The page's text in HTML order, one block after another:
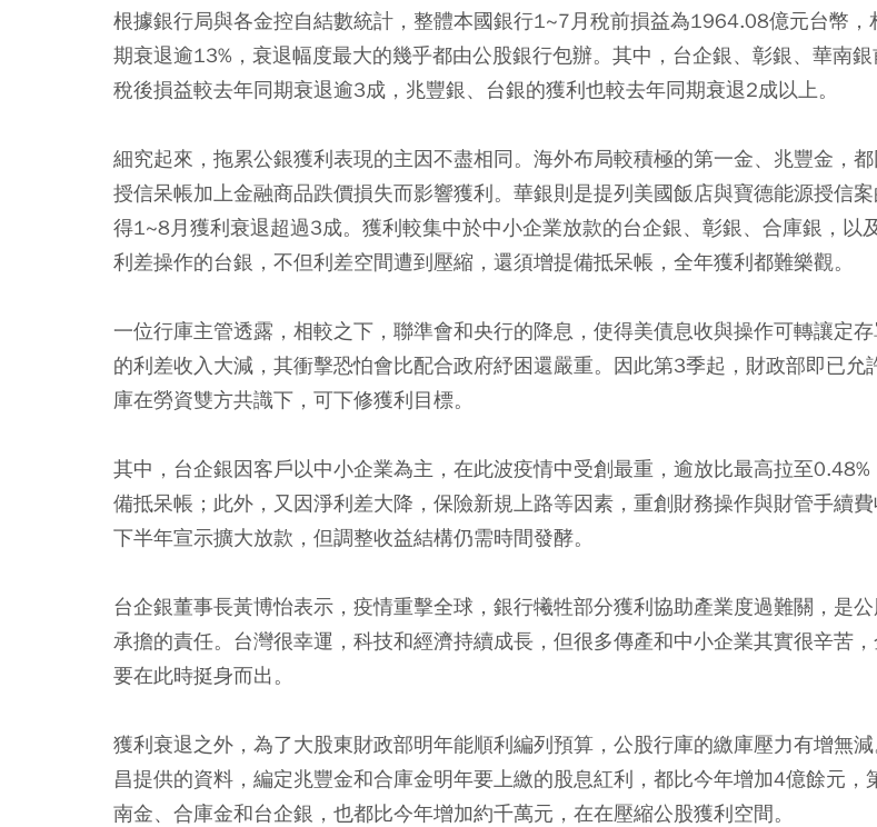
根據銀行局與各金控自結數統計，整體本國銀行1~7月稅前損益為1964.08億元台幣，
期衰退逾13%，衰退幅度最大的幾乎都由公股銀行包辦。其中，台企銀、彰銀、華南
稅後損益較去年同期衰退逾3成，兆豐銀、台銀的獲利也較去年同期衰退2成以上。
細究起來，拖累公銀獲利表現的主因不盡相同。海外布局較積極的第一金、兆豐金，
授信呆帳加上金融商品跌價損失而影響獲利。華銀則是提列美國飯店與寶德能源授信
得1~8月獲利衰退超過3成。獲利較集中於中小企業放款的台企銀、彰銀、合庫銀，以
利差操作的台銀，不但利差空間遭到壓縮，還須增提備抵呆帳，全年獲利都難樂觀。
一位行庫主管透露，相較之下，聯準會和央行的降息，使得美債息收與操作可轉讓定存
的利差收入大減，其衝擊恐怕會比配合政府紓困還嚴重。因此第3季起，財政部即已允
庫在勞資雙方共識下，可下修獲利目標。
其中，台企銀因客戶以中小企業為主，在此波疫情中受創最重，逾放比最高拉至0.48%
備抵呆帳；此外，又因淨利差大降，保險新規上路等因素，重創財務操作與財管手續
下半年宣示擴大放款，但調整收益結構仍需時間發酵。
台企銀董事長黃博怡表示，疫情重擊全球，銀行犧牲部分獲利協助產業度過難關，是
承擔的責任。台灣很幸運，科技和經濟持續成長，但很多傳產和中小企業其實很辛苦
要在此時挺身而出。
獲利衰退之外，為了大股東財政部明年能順利編列預算，公股行庫的繳庫壓力有增無
昌提供的資料，編定兆豐金和合庫金明年要上繳的股息紅利，都比今年增加4億餘元，
南金、合庫金和台企銀，也都比今年增加約千萬元，在在壓縮公股獲利空間。